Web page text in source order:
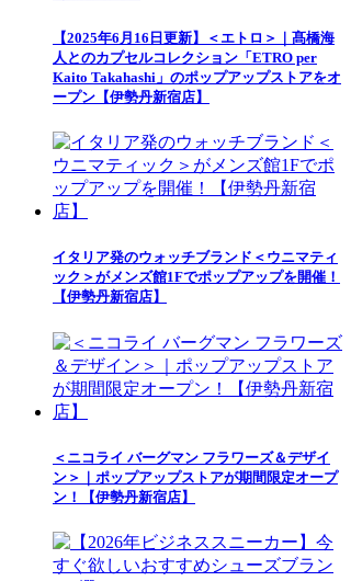
【2025年6月16日更新】＜エトロ＞｜髙橋海
人とのカプセルコレクション「ETRO per
Kaito Takahashi」のポップアップストアをオ
ープン【伊勢丹新宿店】
イタリア発のウォッチブランド＜ウニマティ
ック＞がメンズ館1Fでポップアップを開催！
【伊勢丹新宿店】
＜ニコライ バーグマン フラワーズ＆デザイ
ン＞｜ポップアップストアが期間限定オープ
ン！【伊勢丹新宿店】